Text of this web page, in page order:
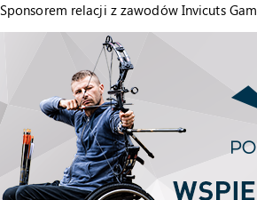
Sponsorem relacji z zawodów Invicuts